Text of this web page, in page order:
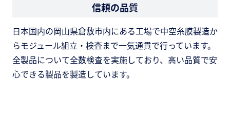
信頼の品質
日本国内の岡山県倉敷市内にある工場で中空糸膜製造か
らモジュール組立・検査まで一気通貫で行っています。
全製品について全数検査を実施しており、高い品質で安
心できる製品を製造しています。